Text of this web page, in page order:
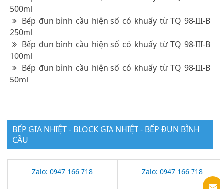
500ml
Bếp đun bình cầu hiện số có khuấy từ TQ 98-III-B
250ml
Bếp đun bình cầu hiện số có khuấy từ TQ 98-III-B
100ml
Bếp đun bình cầu hiện số có khuấy từ TQ 98-III-B
50ml
BẾP GIA NHIỆT - BLOCK GIA NHIỆT - BẾP ĐUN BÌNH
CẦU
Zalo: 0947 166 718 Zalo: 0947 166 718